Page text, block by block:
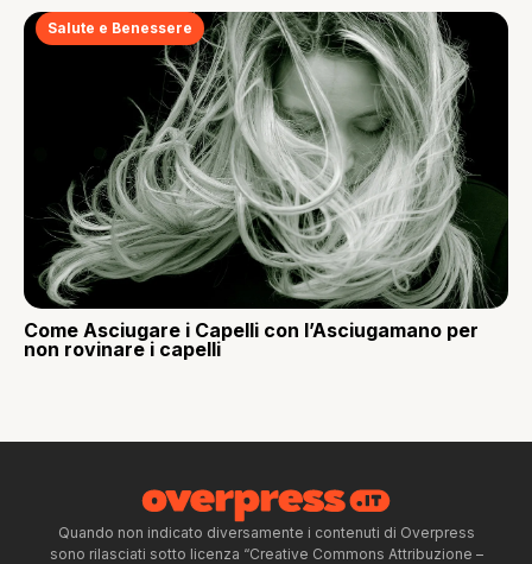
Salute e Benessere
Come Asciugare i Capelli con l’Asciugamano per
non rovinare i capelli
Quando non indicato diversamente i contenuti di Overpress
sono rilasciati sotto licenza “Creative Commons Attribuzione –